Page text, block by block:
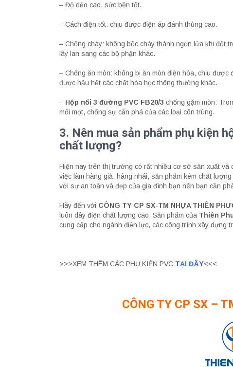
– Độ dẻo cao, sức bền tốt.
– Cách điện tốt: chịu được điện áp đánh thủng cao.
– Chống cháy: không bốc cháy thành ngọn lửa khi đốt
lây lan sang các bộ phận khác.
– Chống ăn mòn: không bị ăn mòn điện hóa, chịu
được hầu hết các chất hóa học thông thường khác.
– Hộp nối 3 đường PVC FB20/3 chống gặm mòn:
mối mọt, chống sự cắn phá của các loại côn trùng.
3. Nên mua sản phẩm phụ kiện
chất lượng?
Hiện nay trên thị trường có rất nhiều cơ sở sản xuất và
việc làm hàng giả, hàng nhái, sản phẩm kém chất
với sự an toàn và đẹp của gia đình bạn nên bạn cần
Hãy đến với CÔNG TY CP SX-TM NHỰA THIÊN
luôn dây điện chất lượng cao. Sản phẩm của Thiên
cung cấp cho ngành điện lực, các công trình xây dựng
>>>XEM THÊM CÁC PHỤ KIỆN PVC TẠI ĐÂY<<<
CÔNG TY CP SX –